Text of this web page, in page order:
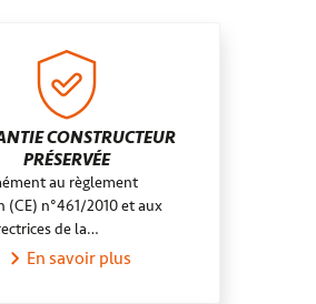
CONSTRUCTEUR
PRÉSERVÉE
au règlement
(CE) n°461/2010 et aux
de la…
En savoir plus